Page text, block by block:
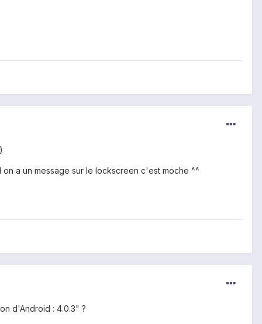
a un message sur le lockscreen c'est moche ^^
d'Android : 4.0.3" ?